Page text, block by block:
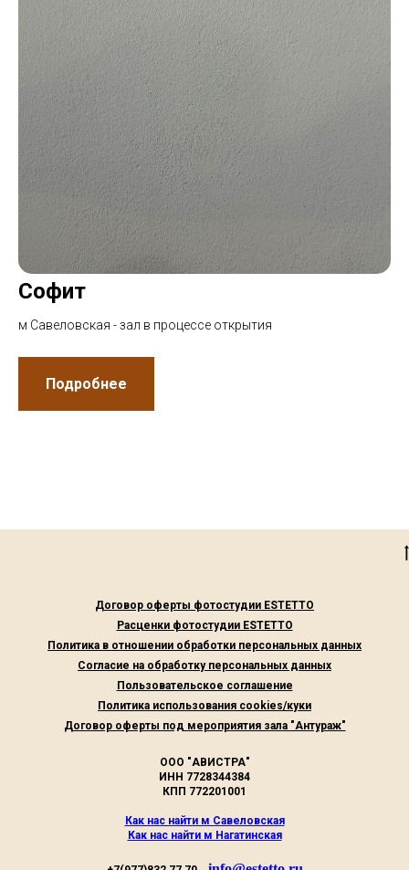
Софит
м Савеловская - зал в процессе открытия
Подробнее
Договор оферты фотостудии ESTETTO
Расценки фотостудии ESTETTO
Политика в отношении обработки персональных данных
Согласие на обработку персональных данных
Пользовательское соглашение
Политика использования cookies/куки
Договор оферты под мероприятия зала "Антураж"
ООО "АВИСТРА"
ИНН 7728344384
КПП 772201001
Как нас найти м Савеловская
Как нас найти м Нагатинская